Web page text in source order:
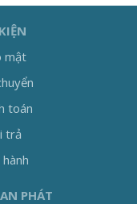
mật
toán
trả
PHÁT